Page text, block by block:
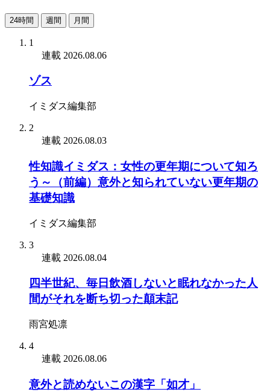
24時間 週間 月間
1
連載 2026.08.06
ゾス
イミダス編集部
2
連載 2026.08.03
性知識イミダス：女性の更年期について知ろ
う～（前編）意外と知られていない更年期の
基礎知識
イミダス編集部
3
連載 2026.08.04
四半世紀、毎日飲酒しないと眠れなかった人
間がそれを断ち切った顛末記
雨宮処凛
4
連載 2026.08.06
意外と読めないこの漢字「如才」